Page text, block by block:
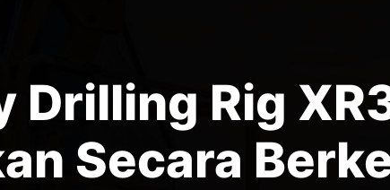
Drilling Rig
Secara